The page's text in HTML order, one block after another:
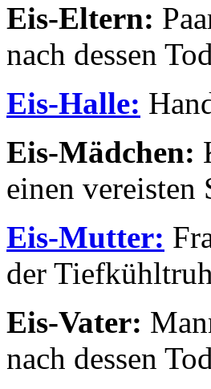
Eis-Eltern:
nach dessen
Eis-Halle:
Eis-Mädchen:
einen vereisten
Eis-Mutter:
der
Eis-Vater:
nach dessen